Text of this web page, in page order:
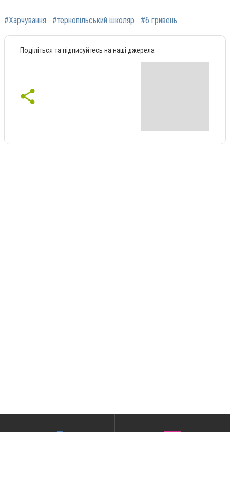
#Харчування #тернопільський школяр #6 гривень
Поділіться та підписуйтесь на наші джерела